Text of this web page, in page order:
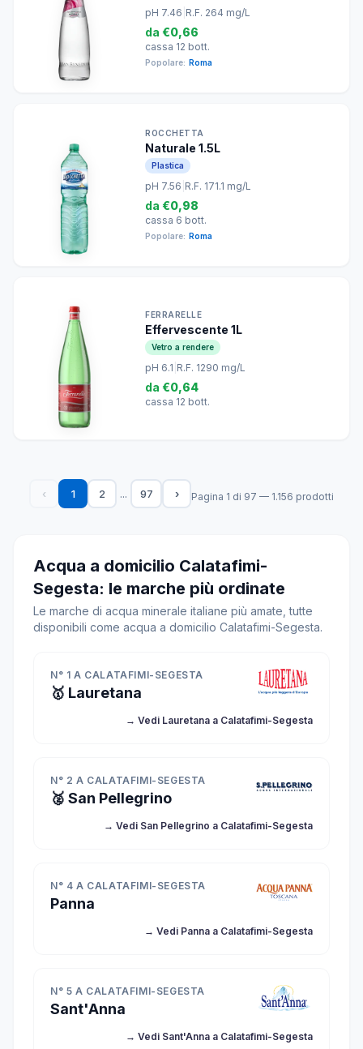
pH 7.46 R.F. 264 mg/L
da €0,66
cassa 12 bott.
Popolare: Roma
ROCCHETTA
Naturale 1.5L
Plastica
pH 7.56 R.F. 171.1 mg/L
da €0,98
cassa 6 bott.
Popolare: Roma
FERRARELLE
Effervescente 1L
Vetro a rendere
pH 6.1 R.F. 1290 mg/L
da €0,64
cassa 12 bott.
‹ 1 2 ... 97 › Pagina 1 di 97 — 1.156 prodotti
Acqua a domicilio Calatafimi-
Segesta: le marche più ordinate
Le marche di acqua minerale italiane più amate, tutte
disponibili come acqua a domicilio Calatafimi-Segesta.
N° 1 A CALATAFIMI-SEGESTA
🥇 Lauretana
→ Vedi Lauretana a Calatafimi-Segesta
N° 2 A CALATAFIMI-SEGESTA
🥈 San Pellegrino
→ Vedi San Pellegrino a Calatafimi-Segesta
N° 4 A CALATAFIMI-SEGESTA
Panna
→ Vedi Panna a Calatafimi-Segesta
N° 5 A CALATAFIMI-SEGESTA
Sant'Anna
→ Vedi Sant'Anna a Calatafimi-Segesta